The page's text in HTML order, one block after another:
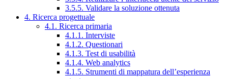
3.5.5. Validare la soluzione ottenuta
4. Ricerca progettuale
4.1. Ricerca primaria
4.1.1. Interviste
4.1.2. Questionari
4.1.3. Test di usabilità
4.1.4. Web analytics
4.1.5. Strumenti di mappatura dell’esperienza